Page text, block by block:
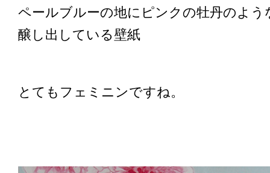
ペールブルーの地にピンクの牡丹のよう
醸し出している壁紙
とてもフェミニンですね。